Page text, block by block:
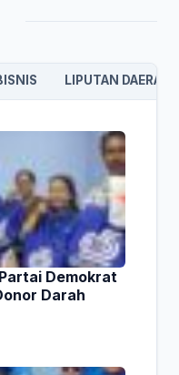
LIPUTAN DAERAH
Demokrat
Darah